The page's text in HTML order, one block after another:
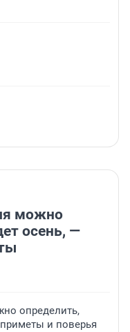
можно
осень, —
определить,
и поверья